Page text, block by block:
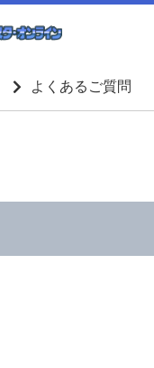
よくあるご質問